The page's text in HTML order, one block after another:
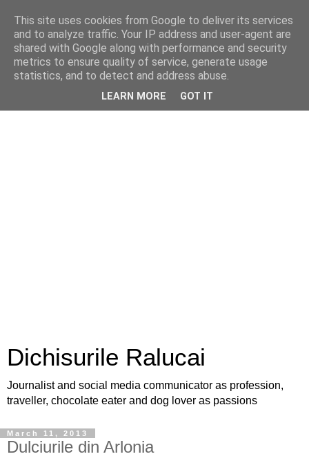
Dichisurile Ralucai
Journalist and social media communicator as profession,
traveller, chocolate eater and dog lover as passions
March 11, 2013
Dulciurile din Arlonia
This site uses cookies from Google to deliver its services
and to analyze traffic. Your IP address and user-agent are
shared with Google along with performance and security
metrics to ensure quality of service, generate usage
statistics, and to detect and address abuse.
LEARN MORE GOT IT